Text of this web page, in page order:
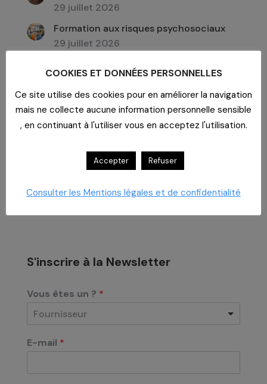
29 juillet 2026
Formation aux risques psychosociaux
29 juillet 2026
Archives
Archives
S'inscrire à la Newsletter
Vous êtes un ? *
Fournisseur
E-mail *
COOKIES ET DONNÉES PERSONNELLES
Ce site utilise des cookies pour en améliorer la navigation
mais ne collecte aucune information personnelle sensible
, en continuant à l'utiliser vous en acceptez l'utilisation.
Accepter Refuser
Consulter les Mentions légales et de confidentialité